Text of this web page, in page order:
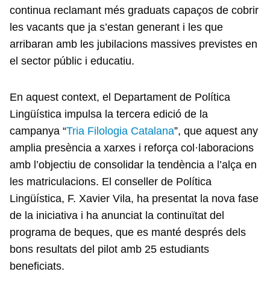
continua reclamant més graduats capaços de cobrir
les vacants que ja s’estan generant i les que
arribaran amb les jubilacions massives previstes en
el sector públic i educatiu.
En aquest context, el Departament de Política
Lingüística impulsa la tercera edició de la
campanya “Tria Filologia Catalana”, que aquest any
amplia presència a xarxes i reforça col·laboracions
amb l’objectiu de consolidar la tendència a l’alça en
les matriculacions. El conseller de Política
Lingüística, F. Xavier Vila, ha presentat la nova fase
de la iniciativa i ha anunciat la continuïtat del
programa de beques, que es manté després dels
bons resultats del pilot amb 25 estudiants
beneficiats.